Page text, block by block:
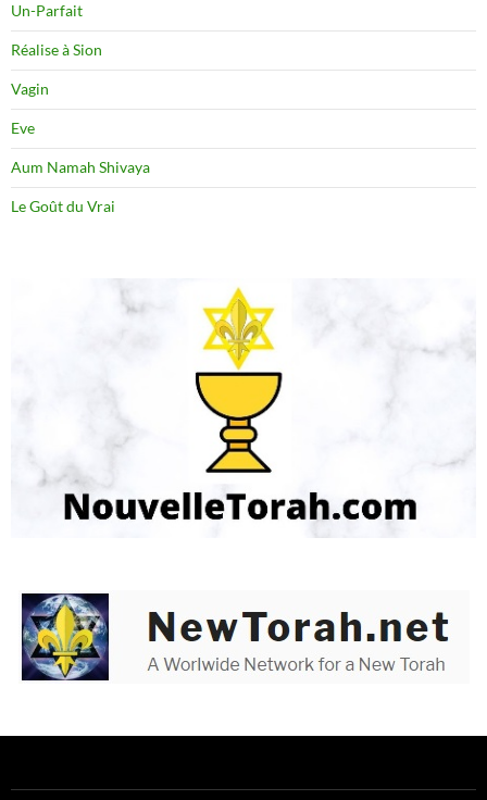
Un-Parfait
Réalise à Sion
Vagin
Eve
Aum Namah Shivaya
Le Goût du Vrai